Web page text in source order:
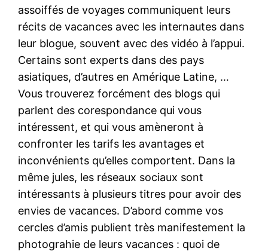
assoiffés de voyages communiquent leurs
récits de vacances avec les internautes dans
leur blogue, souvent avec des vidéo à l’appui.
Certains sont experts dans des pays
asiatiques, d’autres en Amérique Latine, …
Vous trouverez forcément des blogs qui
parlent des corespondance qui vous
intéressent, et qui vous amèneront à
confronter les tarifs les avantages et
inconvénients qu’elles comportent. Dans la
même jules, les réseaux sociaux sont
intéressants à plusieurs titres pour avoir des
envies de vacances. D’abord comme vos
cercles d’amis publient très manifestement la
photograhie de leurs vacances : quoi de